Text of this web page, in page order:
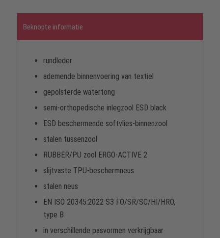
Beknopte informatie
rundleder
ademende binnenvoering van textiel
gepolsterde watertong
semi-orthopedische inlegzool ESD black
ESD beschermende softvlies-binnenzool
stalen tussenzool
RUBBER/PU zool ERGO-ACTIVE 2
slijtvaste TPU-beschermneus
stalen neus
EN ISO 20345:2022 S3 FO/SR/SC/HI/HRO,
type B
in verschillende pasvormen verkrijgbaar